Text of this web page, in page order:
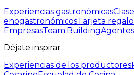
Experiencias gastronómicas
enogastronómicosTarjeta regalo
EmpresasTeam Building
Déjate inspirar
Experiencias de los productores